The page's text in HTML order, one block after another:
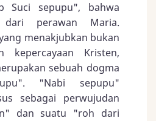
Suci sepupu", bahwa
perawan Maria.
menakjubkan bukan
kepercayaan Kristen,
sebuah dogma
"Nabi sepupu"
sebagai perwujudan
dan suatu "roh dari